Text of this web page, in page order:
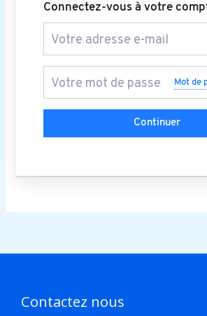
Connectez-vous à votre
Mot de
Continuer
Contactez nous